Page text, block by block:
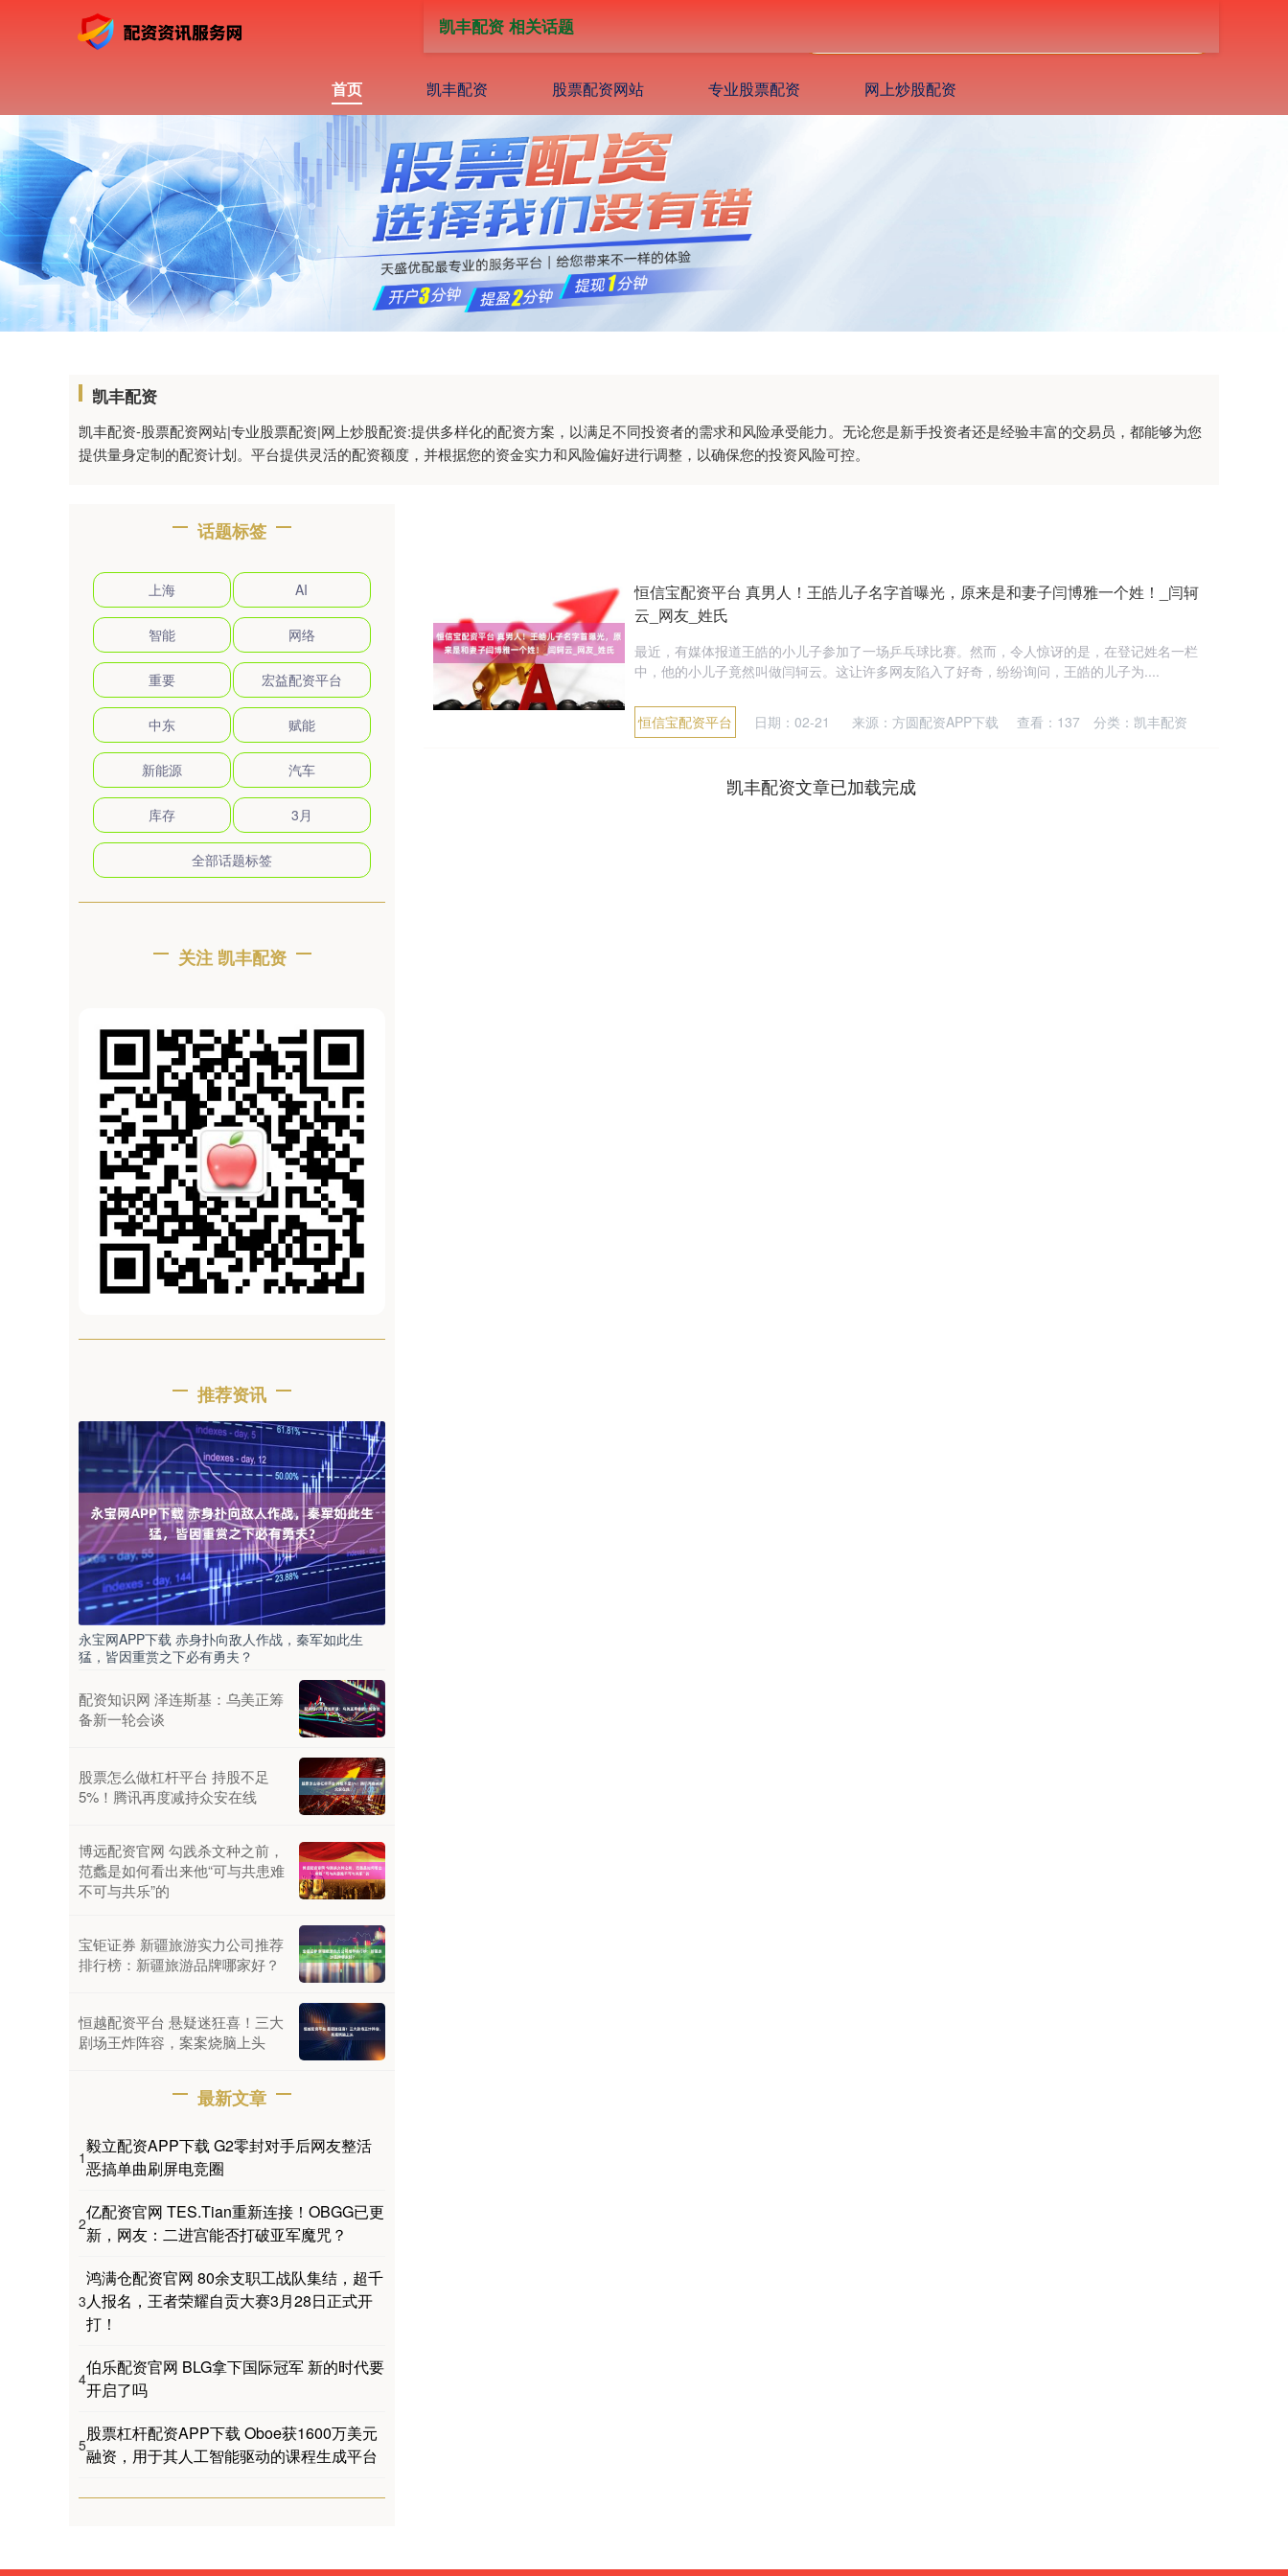
首页 凯丰配资 股票配资网站 专业股票配资 网上炒股配资
凯丰配资
凯丰配资-股票配资网站|专业股票配资|网上炒股配资:提供多样化的配资方案，以满足不同投资者的需求和风险承受能力。无论您是新手投资者还是经验丰富的交易员，都能够为您
提供量身定制的配资计划。平台提供灵活的配资额度，并根据您的资金实力和风险偏好进行调整，以确保您的投资风险可控。
凯丰配资 相关话题
恒信宝配资平台 真男人！王皓儿子名字首曝光，原来是和妻子闫博雅一个姓！_闫轲
云_网友_姓氏
最近，有媒体报道王皓的小儿子参加了一场乒乓球比赛。然而，令人惊讶的是，在登记姓名一栏
中，他的小儿子竟然叫做闫轲云。这让许多网友陷入了好奇，纷纷询问，王皓的儿子为....
恒信宝配资平台 日期：02-21 来源：方圆配资APP下载 查看： 137 分类： 凯丰配资
凯丰配资文章已加载完成
话题标签
上海 AI
智能 网络
重要 宏益配资平台
中东 赋能
新能源 汽车
库存 3月
全部话题标签
关注 凯丰配资
推荐资讯
永宝网APP下载 赤身扑向敌人作战，秦军如此生
猛，皆因重赏之下必有勇夫？
配资知识网 泽连斯基：乌美正筹
备新一轮会谈
股票怎么做杠杆平台 持股不足
5%！腾讯再度减持众安在线
博远配资官网 勾践杀文种之前，
范蠡是如何看出来他“可与共患难
不可与共乐”的
宝钜证券 新疆旅游实力公司推荐
排行榜：新疆旅游品牌哪家好？
恒越配资平台 悬疑迷狂喜！三大
剧场王炸阵容，案案烧脑上头
最新文章
1
毅立配资APP下载 G2零封对手后网友整活
恶搞单曲刷屏电竞圈
2
亿配资官网 TES.Tian重新连接！OBGG已更
新，网友：二进宫能否打破亚军魔咒？
3
鸿满仓配资官网 80余支职工战队集结，超千
人报名，王者荣耀自贡大赛3月28日正式开
打！
4
伯乐配资官网 BLG拿下国际冠军 新的时代要
开启了吗
5
股票杠杆配资APP下载 Oboe获1600万美元
融资，用于其人工智能驱动的课程生成平台